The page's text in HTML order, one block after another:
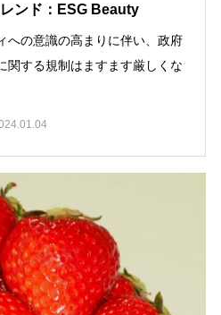
ンド：ESG Beauty
への意識の高まりに伴い、政府
関する規制はますます厳しくな